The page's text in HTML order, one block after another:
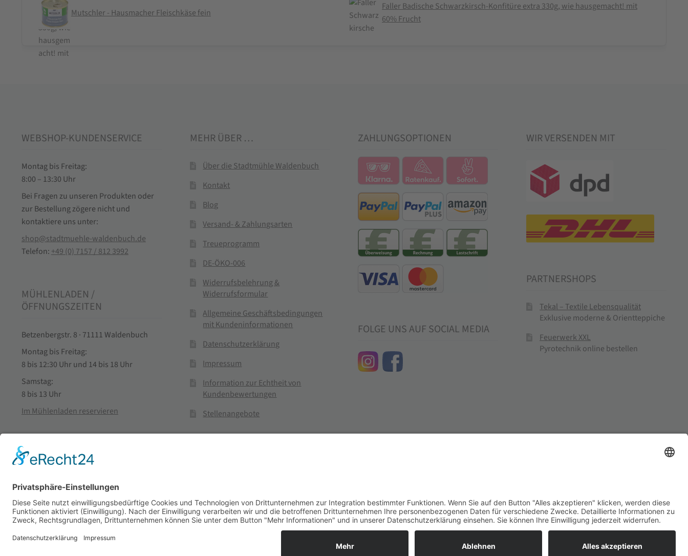
Mutschler - Hausmacher Fleischkäse fein
Faller Badische Schwarzkirsch-Konfitüre extra 330g, wie hausgemacht! mit
60% Frucht
WEBSHOP-KUNDENSERVICE
Montag bis Freitag:
8:00 – 13:30 Uhr
Bei Fragen zu unseren Produkten oder
zur Bestellung zögere nicht und
kontaktiere uns unter:
shop@stadtmuehle-waldenbuch.de
Telefon: +49 (0) 7157 / 812 3992
MÜHLENLADEN /
ÖFFNUNGSZEITEN
Betzenbergstr. 8 · 71111 Waldenbuch
Montag bis Freitag:
8 bis 12:30 Uhr und 14 bis 18 Uhr
Samstag:
8 bis 13 Uhr
Im Mühlenladen reservieren
MEHR ÜBER …
Über die Stadtmühle Waldenbuch
Kontakt
Blog
Versand- & Zahlungsarten
Treueprogramm
DE-ÖKO-006
Widerrufsbelehrung &
Widerrufsformular
Allgemeine Geschäftsbedingungen
mit Kundeninformationen
Datenschutzerklärung
Impressum
Information zur Echtheit von
Kundenbewertungen
Stellenangebote
ZAHLUNGSOPTIONEN
FOLGE UNS AUF SOCIAL MEDIA
WIR VERSENDEN MIT
PARTNERSHOPS
Tekal – Textile Lebensqualität
Exklusive moderne & Orientteppiche
Feuerwerk XXL
Pyrotechnik online bestellen
© Stadtmühle Waldenbuch 2026– Dein zuverlässiger Partner im Landhandel für hochwertige Futtermittel, Saatgut, Zuchtmittel und Mühlenprodukte ·Cookie-Einstellungen
Alle Preise inkl. der gesetzlichen MwSt. Die durchgestrichenen Preise entsprechen dem bisherigen Preis in diesem Online-Shop.